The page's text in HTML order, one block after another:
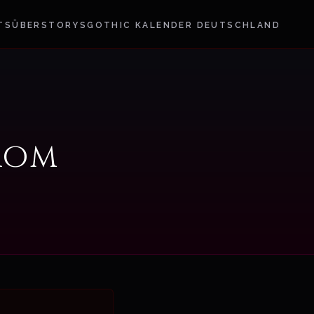
ÜBER STORYSGOTHIC KALENDER DEUTSCHLAND